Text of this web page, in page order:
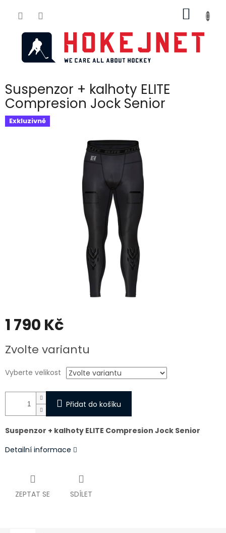
KOŠÍK
Suspenzor + kalhoty ELITE
Compresion Jock Senior
Exkluzivně
1 790 Kč
cena:
Zvolte variantu
Vyberte velikost
Přidat do košíku
Suspenzor + kalhoty ELITE Compresion Jock Senior
Detailní informace
ZEPTAT SE SDÍLET